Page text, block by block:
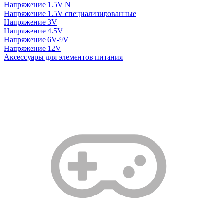
Напряжение 1.5V N
Напряжение 1.5V специализированные
Напряжение 3V
Напряжение 4.5V
Напряжение 6V-9V
Напряжение 12V
Аксессуары для элементов питания